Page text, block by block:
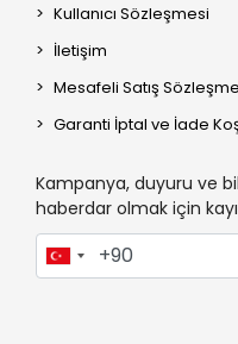
Kullanıcı Sözleşmesi
İletişim
Mesafeli Satış
Garanti İptal ve İade
Kampanya, duyuru ve
haberdar olmak için